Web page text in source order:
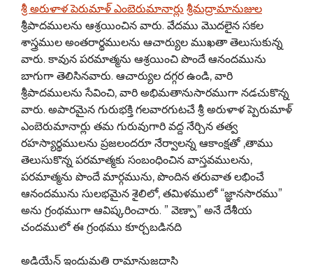
శ్రీ అరుళాళ పెరుమాళ్ ఎంబెరుమానార్లు శ్రీమద్రామానుజుల
శ్రీపాదములను ఆశ్రయించిన వారు. వేదము మొదలైన సకల
శాస్త్రముల అంతరార్థములను ఆచార్యుల ముఖతా తెలుసుకున్న
వారు. కావున పరమాత్మను ఆశ్రయించి పొందే ఆనందమును
బాగుగా తెలిసినవారు. ఆచార్యుల దగ్గర ఉండి, వారి
శ్రీపాదములను సేవించి, వారి అభిమతానుసారముగా నడచుకొన్న
వారు. అపారమైన గురుభక్తి గలవారగుటచే శ్రీ అరుళాళ ప్పెరుమాళ్
ఎంబెరుమానార్లు తమ గురువుగారి వద్ద నేర్చిన తత్వ
రహస్యార్థములను ప్రజలందరూ నేర్వాలన్న ఆకాంక్షతో ,తాము
తెలుసుకొన్న పరమాత్మకు సంబంధించిన వాస్తవములను,
పరమాత్మను పొందే మార్గమును, పొందిన తరువాత లభించే
ఆనందమును సులభమైన శైలిలో, తమిళములో “జ్ఞానసారము”
అను గ్రంథముగా ఆవిష్కరించారు. ” వెణ్పా” అనే దేశీయ
చందములో ఈ గ్రంథము కూర్చబడినది
అడియేన్ ఇందుమతి రామానుజదాసి